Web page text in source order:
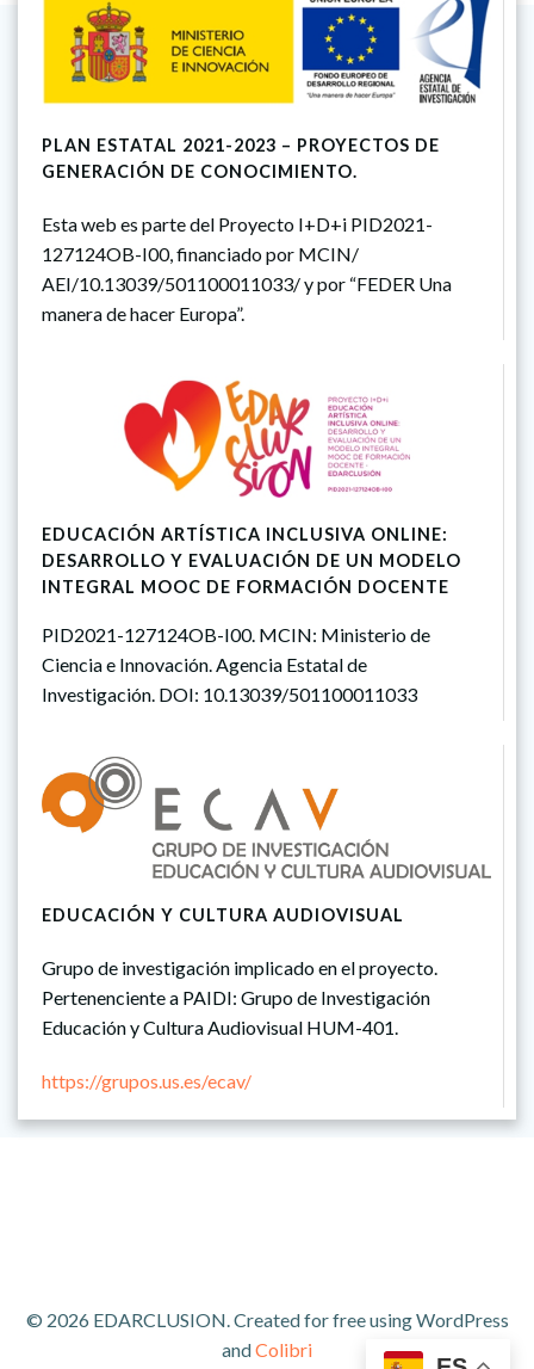
PLAN ESTATAL 2021-2023 – PROYECTOS DE
GENERACIÓN DE CONOCIMIENTO.
Esta web es parte del Proyecto I+D+i PID2021-
127124OB-I00, financiado por MCIN/
AEI/10.13039/501100011033/ y por “FEDER Una
manera de hacer Europa”.
EDUCACIÓN ARTÍSTICA INCLUSIVA ONLINE:
DESARROLLO Y EVALUACIÓN DE UN MODELO
INTEGRAL MOOC DE FORMACIÓN DOCENTE
PID2021-127124OB-I00. MCIN: Ministerio de
Ciencia e Innovación. Agencia Estatal de
Investigación. DOI: 10.13039/501100011033
EDUCACIÓN Y CULTURA AUDIOVISUAL
Grupo de investigación implicado en el proyecto.
Pertenenciente a PAIDI: Grupo de Investigación
Educación y Cultura Audiovisual HUM-401.
https://grupos.us.es/ecav/
© 2026 EDARCLUSION. Created for free using WordPress
andColibri